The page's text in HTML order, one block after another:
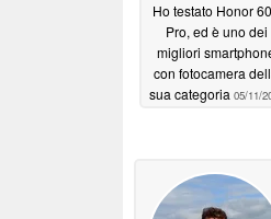
Ho testato Honor
Pro, ed è uno dei
migliori
con fotocamera
sua categoria 05/11/